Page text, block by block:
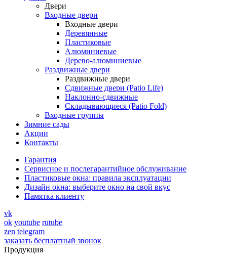
Двери
Входные двери
Входные двери
Деревянные
Пластиковые
Алюминиевые
Дерево-алюминиевые
Раздвижные двери
Раздвижные двери
Сдвижные двери (Patio Life)
Наклонно-сдвижные
Складывающиеся (Patio Fold)
Входные группы
Зимние сады
Акции
Контакты
Гарантия
Cервисное и послегарантийное обслуживание
Пластиковые окна: правила эксплуатации
Дизайн окна: выберите окно на свой вкус
Памятка клиенту
vk
ok youtube rutube
zen telegram
заказать бесплатный звонок
Продукция